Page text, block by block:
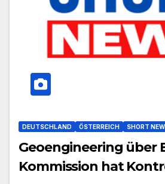
DEUTSCHLAND ÖSTERREICH SHORT
Geoengineering über
Kommission hat